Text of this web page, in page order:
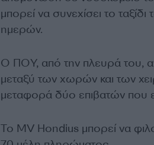
μπορεί να συνεχίσει το
ημερών.
Ο ΠΟΥ, από την πλευρά του,
μεταξύ των χωρών και των
μεταφορά δύο επιβατών που
Το MV Hondius μπορεί να